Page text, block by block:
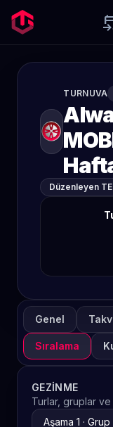
TURNUVA
Düzenleyen
Genel
Sıralama
GEZINME
Turlar, gruplar ve